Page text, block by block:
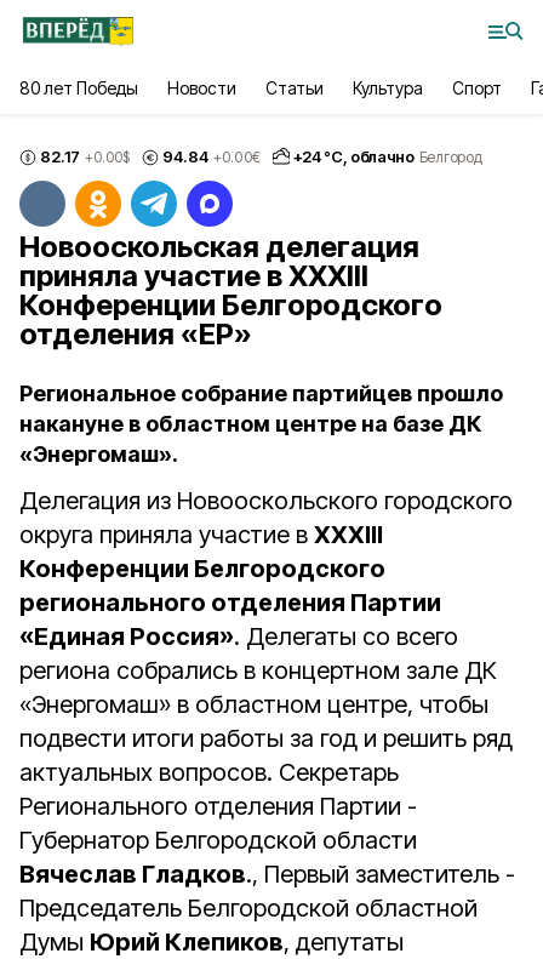
80 лет Победы Новости Статьи Культура Спорт
82.17 +0.00$ 94.84 +0.00€ +24°С, облачно Белгород
Новооскольская делегация
приняла участие в ХХXIII
Конференции Белгородского
отделения «ЕР»
Региональное собрание партийцев прошло
накануне в областном центре на базе ДК
«Энергомаш».
Делегация из Новооскольского городского
округа приняла участие в ХХXIII
Конференции Белгородского
регионального отделения Партии
«Единая Россия». Делегаты со всего
региона собрались в концертном зале ДК
«Энергомаш» в областном центре, чтобы
подвести итоги работы за год и решить ряд
актуальных вопросов. Секретарь
Регионального отделения Партии -
Губернатор Белгородской области
Вячеслав Гладков., Первый заместитель -
Председатель Белгородской областной
Думы Юрий Клепиков, депутаты